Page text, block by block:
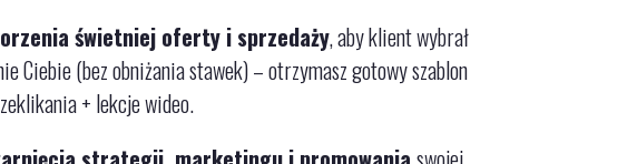
świetniej oferty i sprzedaży, aby klient wybrał
Ciebie (bez obniżania stawek)– otrzymasz gotowy szablon
+ lekcje wideo.